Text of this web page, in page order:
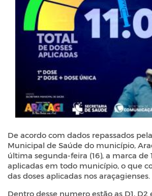
De acordo com dados repassados
Municipal de Saúde do município,
última segunda-feira (16), a marca de
aplicadas em todo município, o que
das doses aplicadas nos araçagienses.
Dentro desse numero estão as D1, D2